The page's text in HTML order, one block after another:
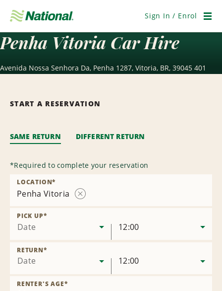
Navigation
Sign In / Enrol
Penha Vitoria Car Hire
Avenida Nossa Senhora Da, Penha 1287, Vitoria, BR, 39045 401
START A RESERVATION
SAME RETURN DIFFERENT RETURN
*Required to complete your reservation
Penha Vitoria
LOCATION*
Date
PICK UP*
12:00
Date
RETURN*
12:00
RENTER'S AGE*